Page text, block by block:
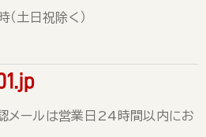
土日祝除く）
メールは営業日24時間以内にお